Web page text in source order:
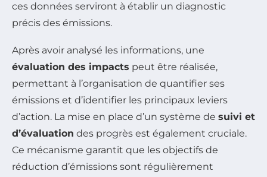
ces données serviront à établir un diagnostic
précis des émissions.
Après avoir analysé les informations, une
évaluation des impacts peut être réalisée,
permettant à l’organisation de quantifier ses
émissions et d’identifier les principaux leviers
d’action. La mise en place d’un système de suivi et
d’évaluation des progrès est également cruciale.
Ce mécanisme garantit que les objectifs de
réduction d’émissions sont régulièrement